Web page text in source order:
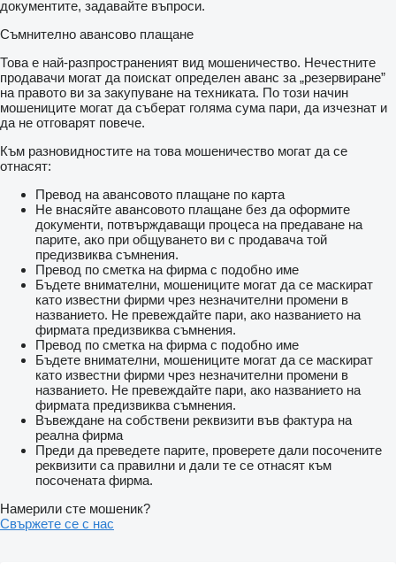
документите, задавайте въпроси.
Съмнително авансово плащане
Това е най-разпространеният вид мошеничество. Нечестните
продавачи могат да поискат определен аванс за „резервиране”
на правото ви за закупуване на техниката. По този начин
мошениците могат да съберат голяма сума пари, да изчезнат и
да не отговарят повече.
Към разновидностите на това мошеничество могат да се
отнасят:
Превод на авансовото плащане по карта
Не внасяйте авансовото плащане без да оформите
документи, потвърждаващи процеса на предаване на
парите, ако при общуването ви с продавача той
предизвиква съмнения.
Превод по сметка на фирма с подобно име
Бъдете внимателни, мошениците могат да се маскират
като известни фирми чрез незначителни промени в
названието. Не превеждайте пари, ако названието на
фирмата предизвиква съмнения.
Превод по сметка на фирма с подобно име
Бъдете внимателни, мошениците могат да се маскират
като известни фирми чрез незначителни промени в
названието. Не превеждайте пари, ако названието на
фирмата предизвиква съмнения.
Въвеждане на собствени реквизити във фактура на
реална фирма
Преди да преведете парите, проверете дали посочените
реквизити са правилни и дали те се отнасят към
посочената фирма.
Намерили сте мошеник?
Свържете се с нас